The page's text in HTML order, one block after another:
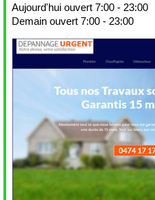
Aujourd'hui ouvert 7:00 - 23:00
Demain ouvert 7:00 - 23:00